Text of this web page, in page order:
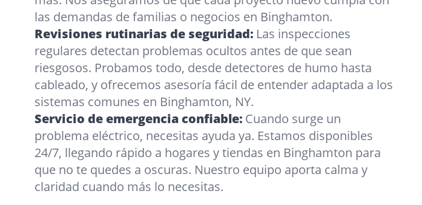
las demandas de familias o negocios en Binghamton.
Revisiones rutinarias de seguridad: Las inspecciones
regulares detectan problemas ocultos antes de que sean
riesgosos. Probamos todo, desde detectores de humo hasta
cableado, y ofrecemos asesoría fácil de entender adaptada a los
sistemas comunes en Binghamton, NY.
Servicio de emergencia confiable: Cuando surge un
problema eléctrico, necesitas ayuda ya. Estamos disponibles
24/7, llegando rápido a hogares y tiendas en Binghamton para
que no te quedes a oscuras. Nuestro equipo aporta calma y
claridad cuando más lo necesitas.